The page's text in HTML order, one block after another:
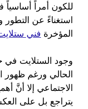
للكون أمراً أساسياً
استغناءً عن التطور
المؤخرة فني
وجود الستلايت في
الحالي ورغم ظهور
الاجتماعي إلا أنَّ
يتراجع بل على